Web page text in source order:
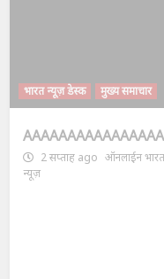
भारत न्यूज़ डेस्क मुख्य समाचार
2 सप्ताह ago ऑनलाईन भारत
न्यूज़